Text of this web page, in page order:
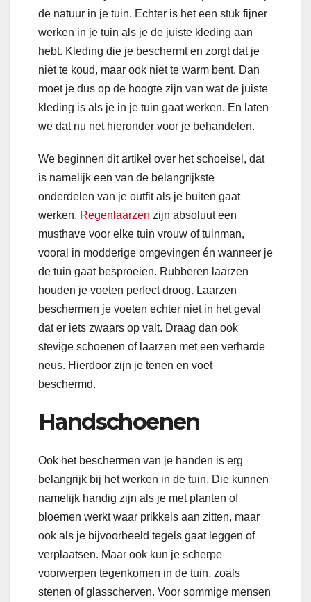
de natuur in je tuin. Echter is het een stuk fijner
werken in je tuin als je de juiste kleding aan
hebt. Kleding die je beschermt en zorgt dat je
niet te koud, maar ook niet te warm bent. Dan
moet je dus op de hoogte zijn van wat de juiste
kleding is als je in je tuin gaat werken. En laten
we dat nu net hieronder voor je behandelen.
We beginnen dit artikel over het schoeisel, dat
is namelijk een van de belangrijkste
onderdelen van je outfit als je buiten gaat
werken. Regenlaarzen zijn absoluut een
musthave voor elke tuin vrouw of tuinman,
vooral in modderige omgevingen én wanneer je
de tuin gaat besproeien. Rubberen laarzen
houden je voeten perfect droog. Laarzen
beschermen je voeten echter niet in het geval
dat er iets zwaars op valt. Draag dan ook
stevige schoenen of laarzen met een verharde
neus. Hierdoor zijn je tenen en voet
beschermd.
Handschoenen
Ook het beschermen van je handen is erg
belangrijk bij het werken in de tuin. Die kunnen
namelijk handig zijn als je met planten of
bloemen werkt waar prikkels aan zitten, maar
ook als je bijvoorbeeld tegels gaat leggen of
verplaatsen. Maar ook kun je scherpe
voorwerpen tegenkomen in de tuin, zoals
stenen of glasscherven. Voor sommige mensen